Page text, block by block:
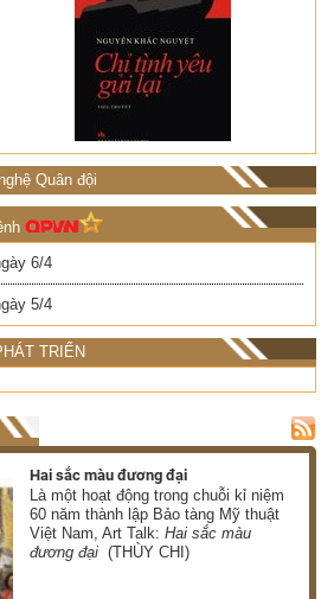
Quân đội
6/4
5/4
TRIỂN
Hai sắc màu đương đại
Là một hoạt động trong chuỗi kỉ niệm
60 năm thành lập Bảo tàng Mỹ thuật
Việt Nam, Art Talk:Hai sắc màu
đương đại (THÙY CHI)